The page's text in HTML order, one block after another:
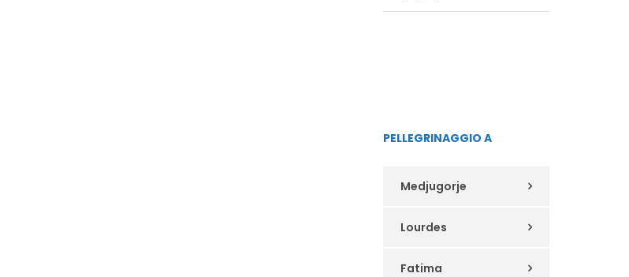
PELLEGRINAGGIO A
Medjugorje
Lourdes
Fatima